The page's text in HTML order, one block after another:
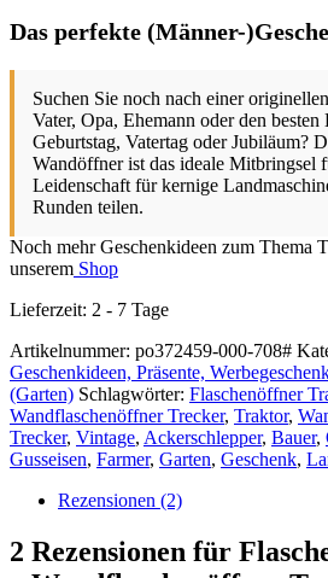
Das perfekte (Männer-
Suchen Sie noch nach einer
Vater, Opa, Ehemann oder den
Geburtstag, Vatertag oder Jubiläum?
Wandöffner ist das ideale Mitbringsel
Leidenschaft für kernige
Runden teilen.
Noch mehr Geschenkideen zum Thema
unserem Shop
Lieferzeit: 2 - 7 Tage
Artikelnummer: po372459-000-708#
Geschenkideen, Präsente,
(Garten) Schlagwörter: Flaschenöffner
Wandflaschenöffner Trecker, Traktor,
Trecker, Vintage, Ackerschlepper, Bauer,
Gusseisen, Farmer, Garten, Geschenk,
Rezensionen (2)
2 Rezensionen für